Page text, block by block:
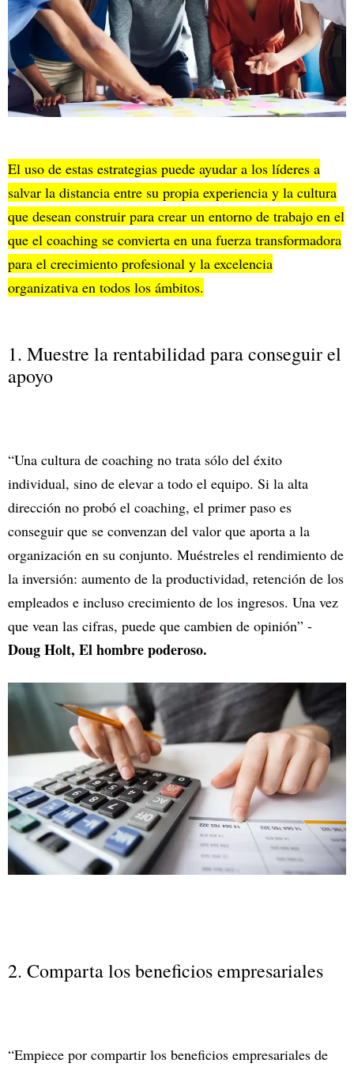
El uso de estas estrategias puede ayudar a los líderes a
salvar la distancia entre su propia experiencia y la cultura
que desean construir para crear un entorno de trabajo en el
que el coaching se convierta en una fuerza transformadora
para el crecimiento profesional y la excelencia
organizativa en todos los ámbitos.
1. Muestre la rentabilidad para conseguir el
apoyo
“Una cultura de coaching no trata sólo del éxito
individual, sino de elevar a todo el equipo. Si la alta
dirección no probó el coaching, el primer paso es
conseguir que se convenzan del valor que aporta a la
organización en su conjunto. Muéstreles el rendimiento de
la inversión: aumento de la productividad, retención de los
empleados e incluso crecimiento de los ingresos. Una vez
que vean las cifras, puede que cambien de opinión” -
Doug Holt, El hombre poderoso.
2. Comparta los beneficios empresariales
“Empiece por compartir los beneficios empresariales de